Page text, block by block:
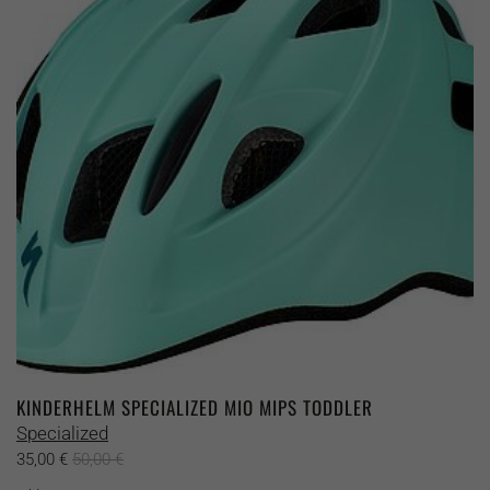
Die
auf
der
Produktseite
gewählt
werden
KINDERHELM SPECIALIZED MIO MIPS TODDLER
Specialized
35,00 € 50,00€